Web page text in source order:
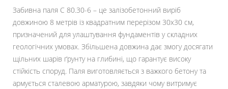
Забивна паля С 80.30-6 – це залізобетонний виріб
довжиною 8 метрів із квадратним перерізом 30х30 см,
призначений для улаштування фундаментів у складних
геологічних умовах. Збільшена довжина дає змогу досягати
щільних шарів ґрунту на глибині, що гарантує високу
стійкість споруд. Паля виготовляється з важкого бетону та
армується сталевою арматурою, завдяки чому витримує